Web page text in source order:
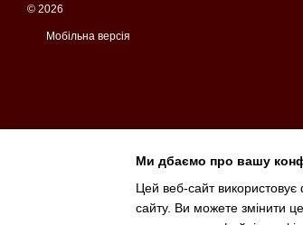
© 2026
Мобільна версія
Ми дбаємо про вашу
Цей веб-сайт
сайту. Ви можете змінити